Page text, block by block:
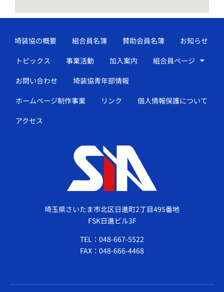
埼玉県さいたま市北区日進町2丁目495番地
FSK日進ビル3F
TEL：048-667-5522
FAX：048-666-4468
埼装協の概要 組合員名簿 賛助会員名簿
お知らせ
トピックス
事業活動 加入案内
組合員ページ
お問い合わせ
埼装協青年部情報
ホームページ制作事業
リンク
個人情報保護について
アクセス